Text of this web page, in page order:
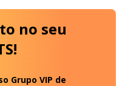
no seu
Grupo VIP de